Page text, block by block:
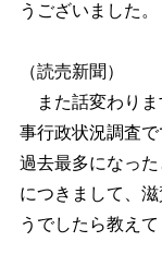
うございました。
（読売新聞）
また話変わりま
事行政状況調査
過去最多になっ
につきまして、
うでしたら教えて